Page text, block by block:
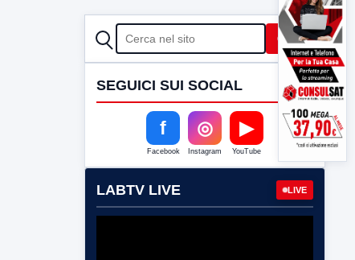
CERCA Cerca
SEGUICI SUI SOCIAL
f
Facebook
◎
Instagram
▶
YouTube
LABTV LIVE LIVE